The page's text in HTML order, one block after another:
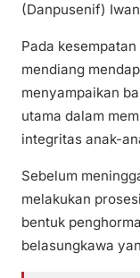
(Danpusenif)
Pada
mendiang
menyampaikan
utama dalam
integritas anak-
Sebelum
melakukan
bentuk
belasungkawa